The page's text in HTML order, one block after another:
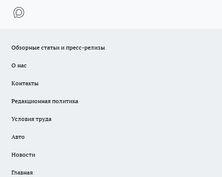
Обзорные статьи и пресс-релизы
О нас
Контакты
Редакционная политика
Условия труда
Авто
Новости
Главная